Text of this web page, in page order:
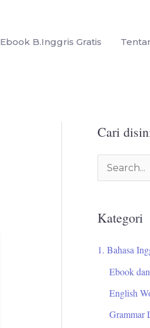
Ebook B.Inggris Gratis
Cari
i
u
Kategori
1. Bahasa
Ebook
English
Grammar